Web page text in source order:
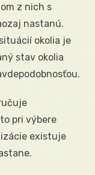
z nich s
nastanú.
okolia je
stav okolia
pri výbere
existuje